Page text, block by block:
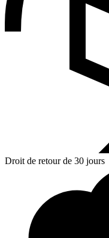
Droit de retour de 30 jours